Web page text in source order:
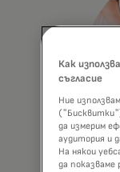
Как
съгласие
Ние
да измерим
аудитория и
На някои
да показваме